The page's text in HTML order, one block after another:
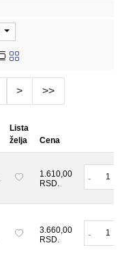
> >>
Lista
želja
Cena
1.610,00
RSD.
-
3.660,00
RSD.
-